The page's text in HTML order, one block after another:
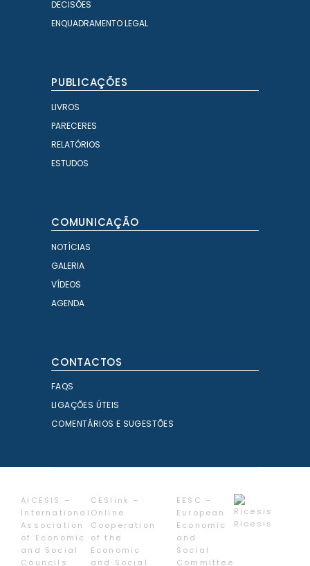
DECISÕES
ENQUADRAMENTO LEGAL
PUBLICAÇÕES
LIVROS
PARECERES
RELATÓRIOS
ESTUDOS
COMUNICAÇÃO
NOTÍCIAS
GALERIA
VÍDEOS
AGENDA
CONTACTOS
FAQS
LIGAÇÕES ÚTEIS
COMENTÁRIOS E SUGESTÕES
AICESIS –
International
Association
of Economic
and Social
Councils
CESlink –
Online
Cooperation
of the
Economic
and Social
EESC –
European
Economic
and
Social
Committee
Ricesis